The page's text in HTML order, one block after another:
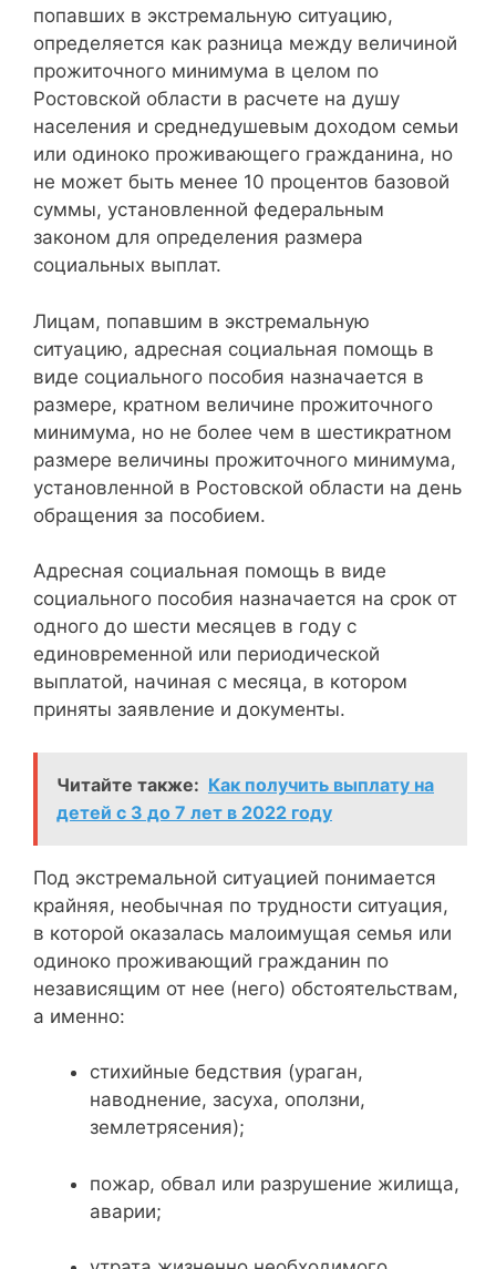
попавших в экстремальную ситуацию,
определяется как разница между величиной
прожиточного минимума в целом по
Ростовской области в расчете на душу
населения и среднедушевым доходом семьи
или одиноко проживающего гражданина, но
не может быть менее 10 процентов базовой
суммы, установленной федеральным
законом для определения размера
социальных выплат.
Лицам, попавшим в экстремальную
ситуацию, адресная социальная помощь в
виде социального пособия назначается в
размере, кратном величине прожиточного
минимума, но не более чем в шестикратном
размере величины прожиточного минимума,
установленной в Ростовской области на день
обращения за пособием.
Адресная социальная помощь в виде
социального пособия назначается на срок от
одного до шести месяцев в году с
единовременной или периодической
выплатой, начиная с месяца, в котором
приняты заявление и документы.
Читайте также: Как получить выплату на
детей с 3 до 7 лет в 2022 году
Под экстремальной ситуацией понимается
крайняя, необычная по трудности ситуация,
в которой оказалась малоимущая семья или
одиноко проживающий гражданин по
независящим от нее (него) обстоятельствам,
а именно:
стихийные бедствия (ураган,
наводнение, засуха, оползни,
землетрясения);
пожар, обвал или разрушение жилища,
аварии;